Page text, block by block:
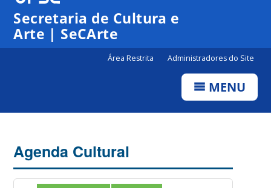
Secretaria de Cultura e
Arte | SeCArte
Área Restrita Administradores do Site
MENU
Agenda Cultural